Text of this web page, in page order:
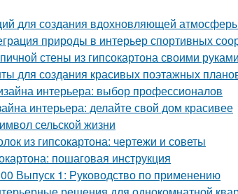
для создания вдохновляющей
природы в интерьер спортивных
стены из гипсокартона своими
для создания красивых поэтажных
интерьера: выбор профессионалов
интерьера: делайте свой дом красивее
сельской жизни
из гипсокартона: чертежи и советы
пошаговая инструкция
Выпуск 1: Руководство по применению